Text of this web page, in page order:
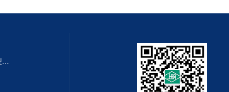
QZMQ型系列气动薄膜切断阀QZMQ型系列气动薄膜切断阀